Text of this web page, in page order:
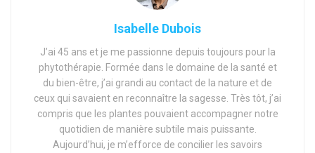
Isabelle Dubois
J’ai 45 ans et je me passionne depuis toujours pour la
phytothérapie. Formée dans le domaine de la santé et
du bien-être, j’ai grandi au contact de la nature et de
ceux qui savaient en reconnaître la sagesse. Très tôt, j’ai
compris que les plantes pouvaient accompagner notre
quotidien de manière subtile mais puissante.
Aujourd’hui, je m’efforce de concilier les savoirs